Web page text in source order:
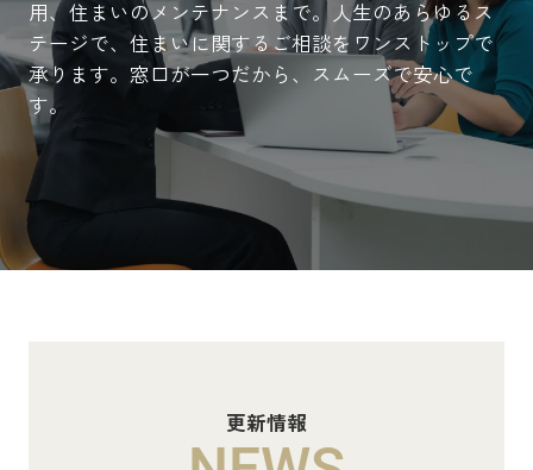
用、住まいのメンテナンスまで。人生のあらゆるス
テージで、住まいに関するご相談をワンストップで
承ります。窓口が一つだから、スムーズで安心で
す。
更新情報